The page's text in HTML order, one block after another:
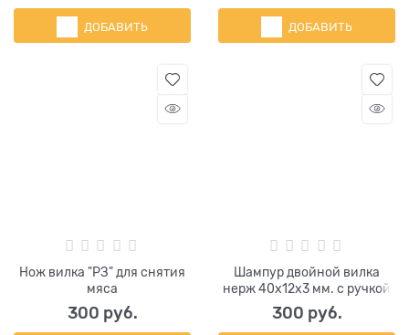
ДОБАВИТЬ ДОБАВИТЬ
Нож вилка "РЗ" для снятия
мяса
300 руб.
Шампур двойной вилка
нерж 40х12х3 мм. с ручкой
300 руб.